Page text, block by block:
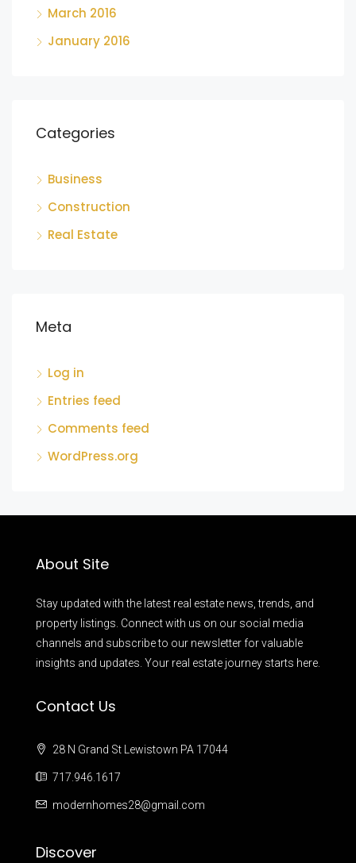
March 2016
January 2016
Categories
Business
Construction
Real Estate
Meta
Log in
Entries feed
Comments feed
WordPress.org
About Site
Stay updated with the latest real estate news, trends, and
property listings. Connect with us on our social media
channels and subscribe to our newsletter for valuable
insights and updates. Your real estate journey starts here.
Contact Us
28 N Grand St Lewistown PA 17044
717.946.1617
modernhomes28@gmail.com
Discover